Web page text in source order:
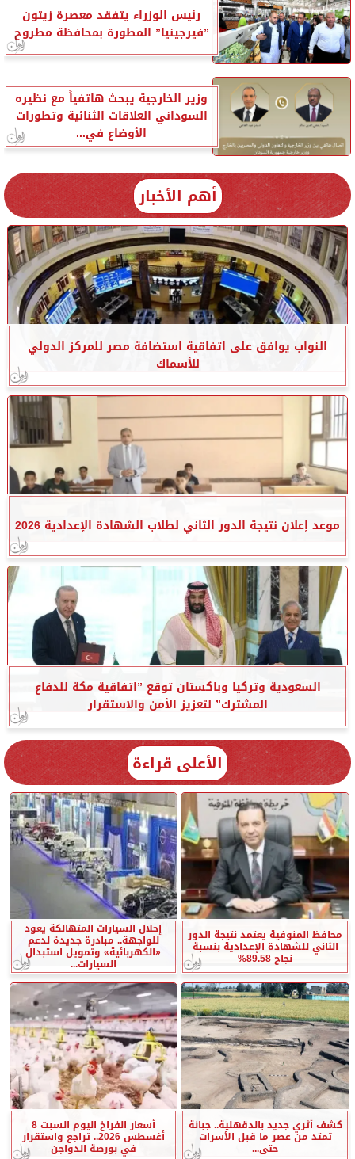
رئيس الوزراء يتفقد معصرة زيتون
”فيرجينيا” المطورة بمحافظة مطروح
وزير الخارجية يبحث هاتفياً مع نظيره
السوداني العلاقات الثنائية وتطورات
الأوضاع في...
أهم الأخبار
النواب يوافق على اتفاقية استضافة مصر للمركز الدولي
للأسماك
موعد إعلان نتيجة الدور الثاني لطلاب الشهادة الإعدادية 2026
السعودية وتركيا وباكستان توقع ”اتفاقية مكة للدفاع
المشترك” لتعزيز الأمن والاستقرار
الأعلى قراءة
محافظ المنوفية يعتمد نتيجة الدور
الثاني للشهادة الإعدادية بنسبة
نجاح 89.58%
إحلال السيارات المتهالكة يعود
للواجهة.. مبادرة جديدة لدعم
«الكهربائية» وتمويل استبدال
السيارات...
كشف أثري جديد بالدقهلية.. جبانة
تمتد من عصر ما قبل الأسرات
حتى...
أسعار الفراخ اليوم السبت 8
أغسطس 2026.. تراجع واستقرار
في بورصة الدواجن